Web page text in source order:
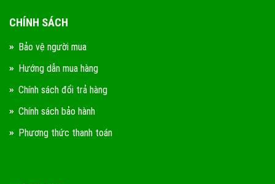
CHÍNH SÁCH
Bảo vệ người mua
Hướng dẫn mua hàng
Chính sách đổi trả hàng
Chính sách bảo hành
Phương thức thanh toán